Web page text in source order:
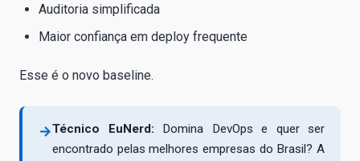
Auditoria simplificada
Maior confiança em deploy frequente
Esse é o novo baseline.
→Técnico EuNerd: Domina DevOps e quer ser
encontrado pelas melhores empresas do Brasil? A